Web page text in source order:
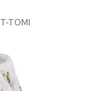
T-TOMI